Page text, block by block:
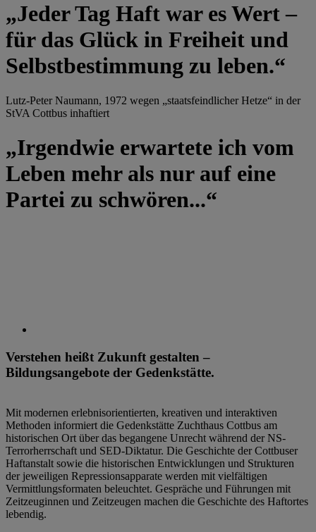
„Jeder Tag Haft war es Wert –
für das Glück in Freiheit und
Selbstbestimmung zu leben.“
Lutz-Peter Naumann, 1972 wegen „staatsfeindlicher Hetze“ in der
StVA Cottbus inhaftiert
„Irgendwie erwartete ich vom
Leben mehr als nur auf eine
Partei zu schwören...“
Verstehen heißt Zukunft gestalten –
Bildungsangebote der Gedenkstätte.
Mit modernen erlebnisorientierten, kreativen und interaktiven
Methoden informiert die Gedenkstätte Zuchthaus Cottbus am
historischen Ort über das begangene Unrecht während der NS-
Terrorherrschaft und SED-Diktatur. Die Geschichte der Cottbuser
Haftanstalt sowie die historischen Entwicklungen und Strukturen
der jeweiligen Repressionsapparate werden mit vielfältigen
Vermittlungsformaten beleuchtet. Gespräche und Führungen mit
Zeitzeuginnen und Zeitzeugen machen die Geschichte des Haftortes
lebendig.